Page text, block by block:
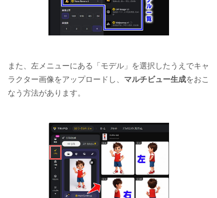
また、左メニューにある「モデル」を選択したうえでキャ
ラクター画像をアップロードし、 マルチビュー生成をおこ
なう方法があります。